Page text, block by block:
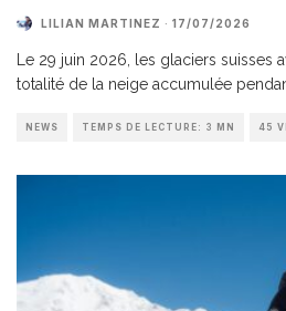
LILIAN MARTINEZ · 17/07/2026
Le 29 juin 2026, les glaciers suisses
totalité de la neige accumulée
NEWS TEMPS DE LECTURE: 3 MN 45